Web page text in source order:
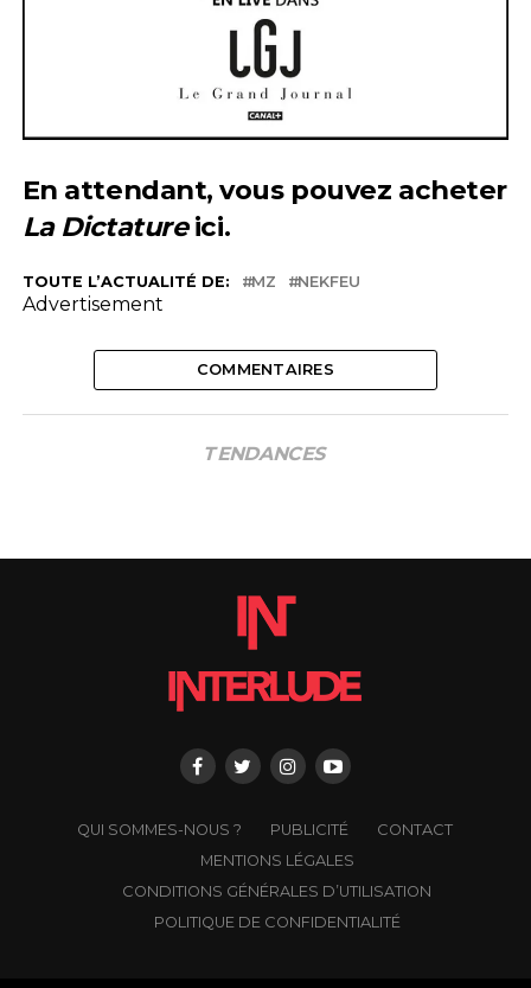
En attendant, vous pouvez acheter
La Dictature ici.
TOUTE L’ACTUALITÉ DE: MZ NEKFEU
Advertisement
COMMENTAIRES
TENDANCES
QUI SOMMES-NOUS ? PUBLICITÉ
CONTACT
MENTIONS LÉGALES
CONDITIONS GÉNÉRALES D’UTILISATION
POLITIQUE DE CONFIDENTIALITÉ